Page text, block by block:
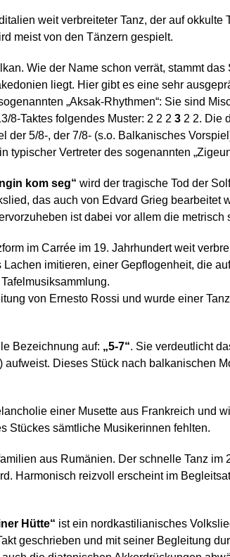
weit verbreiteter Tanz, der auf
meist von den Tänzern gespielt.
Wie der Name schon verrät, stammt
liegt. Hier gibt es eine sehr
„Aksak-Rhythmen“: Sie sind
8-Taktes folgendes Muster: 2 2 2 3 2 2. Die
der 5/8-, der 7/8- (s.o. Balkanisches
Vertreter des sogenannten
kom seg“ wird der tragische Tod der
das auch von Edvard Grieg bearbeitet
ist dabei vor allem die metrisch
im Carrée im 19. Jahrhundert weit
imitieren, einer Gepflogenheit, die
von Ernesto Rossi und wurde einer
Bezeichnung auf: „5-7“. Sie verdeutlicht
Dieses Stück nach balkanischen
einer Musette aus Frankreich und
Stückes sämtliche Musikerinnen fehlten.
aus Rumänien. Der schnelle Tanz
Harmonisch reizvoll erscheint im
Hütte“ ist ein nordkastilianisches
geschrieben und mit seiner Begleitung